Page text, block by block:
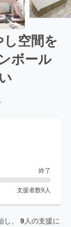
空間を
ボール
終了
支援者数9 人
し、 9人の支援に